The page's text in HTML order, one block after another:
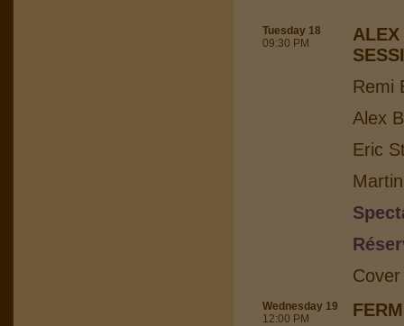
Tuesday 18
09:30 PM
Remi
Alex
Eric
Wednesday 19
12:00 PM